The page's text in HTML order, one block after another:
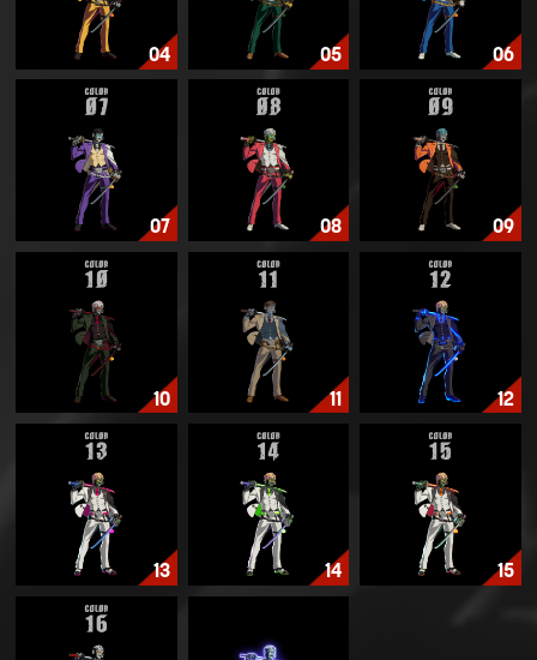
04 05 06
07 08 09
10 11 12
13 14 15